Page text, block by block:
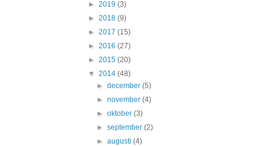
► 2019 (3)
► 2018 (9)
► 2017 (15)
► 2016 (27)
► 2015 (20)
▼ 2014 (48)
►december(5)
►november(4)
►oktober(3)
►september(2)
►augusti(4)